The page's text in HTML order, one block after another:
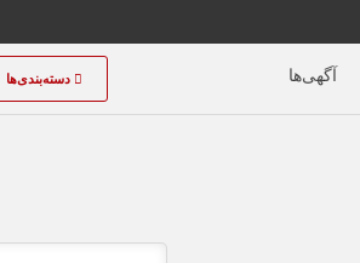
آگهی‌ها دسته‌بندی‌ها